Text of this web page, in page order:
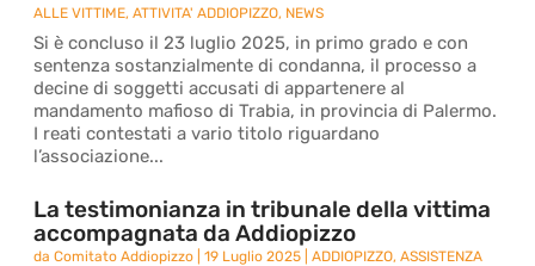
ALLE VITTIME,ATTIVITA' ADDIOPIZZO, NEWS
Si è concluso il 23 luglio 2025, in primo grado e con
sentenza sostanzialmente di condanna, il processo a
decine di soggetti accusati di appartenere al
mandamento mafioso di Trabia, in provincia di Palermo.
I reati contestati a vario titolo riguardano
l’associazione...
La testimonianza in tribunale della vittima
accompagnata da Addiopizzo
daComitato Addiopizzo |19 Luglio 2025 |ADDIOPIZZO,ASSISTENZA